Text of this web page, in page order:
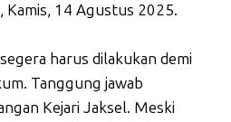
Kamis, 14 Agustus 2025.
harus dilakukan demi
Tanggung jawab
Kejari Jaksel. Meski